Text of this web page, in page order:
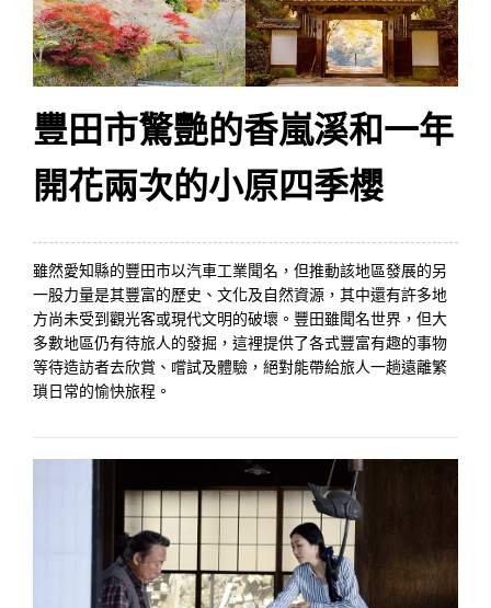
豐田市驚艷的香嵐溪和一年
開花兩次的小原四季櫻
雖然愛知縣的豐田市以汽車工業聞名，但推動該地區發展的另
一股力量是其豐富的歷史、文化及自然資源，其中還有許多地
方尚未受到觀光客或現代文明的破壞。豐田雖聞名世界，但大
多數地區仍有待旅人的發掘，這裡提供了各式豐富有趣的事物
等待造訪者去欣賞、嚐試及體驗，絕對能帶給旅人一趟遠離繁
瑣日常的愉快旅程。